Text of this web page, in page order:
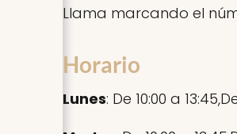
Llama marcando el
Horario
Lunes: De 10:00 a